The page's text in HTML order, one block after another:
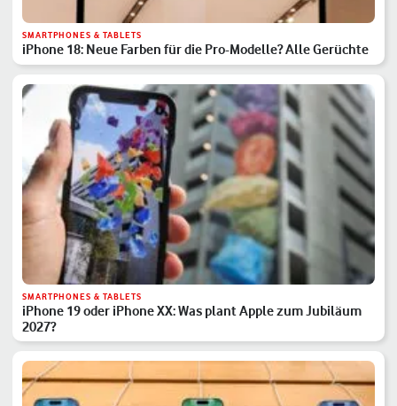
SMARTPHONES & TABLETS
iPhone 18: Neue Farben für die Pro-Modelle? Alle Gerüchte
SMARTPHONES & TABLETS
iPhone 19 oder iPhone XX: Was plant Apple zum Jubiläum
2027?